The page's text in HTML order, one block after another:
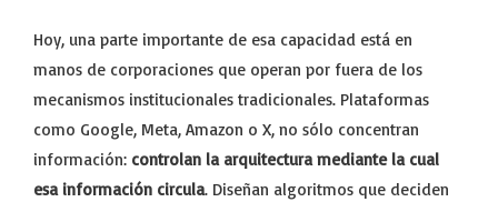
Hoy, una parte importante de esa capacidad está en
manos de corporaciones que operan por fuera de los
mecanismos institucionales tradicionales. Plataformas
como Google, Meta, Amazon o X, no sólo concentran
información: controlan la arquitectura mediante la cual
esa información circula. Diseñan algoritmos que deciden